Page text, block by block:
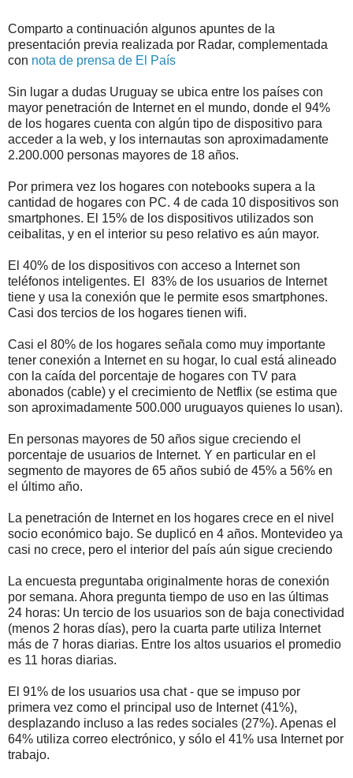
Comparto a continuación algunos apuntes de la
presentación previa realizada por Radar, complementada
con nota de prensa de El País
Sin lugar a dudas Uruguay se ubica entre los países con
mayor penetración de Internet en el mundo, donde el 94%
de los hogares cuenta con algún tipo de dispositivo para
acceder a la web, y los internautas son aproximadamente
2.200.000 personas mayores de 18 años.
Por primera vez los hogares con notebooks supera a la
cantidad de hogares con PC. 4 de cada 10 dispositivos son
smartphones. El 15% de los dispositivos utilizados son
ceibalitas, y en el interior su peso relativo es aún mayor.
El 40% de los dispositivos con acceso a Internet son
teléfonos inteligentes. El 83% de los usuarios de Internet
tiene y usa la conexión que le permite esos smartphones.
Casi dos tercios de los hogares tienen wifi.
Casi el 80% de los hogares señala como muy importante
tener conexión a Internet en su hogar, lo cual está alineado
con la caída del porcentaje de hogares con TV para
abonados (cable) y el crecimiento de Netflix (se estima que
son aproximadamente 500.000 uruguayos quienes lo usan).
En personas mayores de 50 años sigue creciendo el
porcentaje de usuarios de Internet. Y en particular en el
segmento de mayores de 65 años subió de 45% a 56% en
el último año.
La penetración de Internet en los hogares crece en el nivel
socio económico bajo. Se duplicó en 4 años. Montevideo ya
casi no crece, pero el interior del país aún sigue creciendo
La encuesta preguntaba originalmente horas de conexión
por semana. Ahora pregunta tiempo de uso en las últimas
24 horas: Un tercio de los usuarios son de baja conectividad
(menos 2 horas días), pero la cuarta parte utiliza Internet
más de 7 horas diarias. Entre los altos usuarios el promedio
es 11 horas diarias.
El 91% de los usuarios usa chat - que se impuso por
primera vez como el principal uso de Internet (41%),
desplazando incluso a las redes sociales (27%). Apenas el
64% utiliza correo electrónico, y sólo el 41% usa Internet por
trabajo.